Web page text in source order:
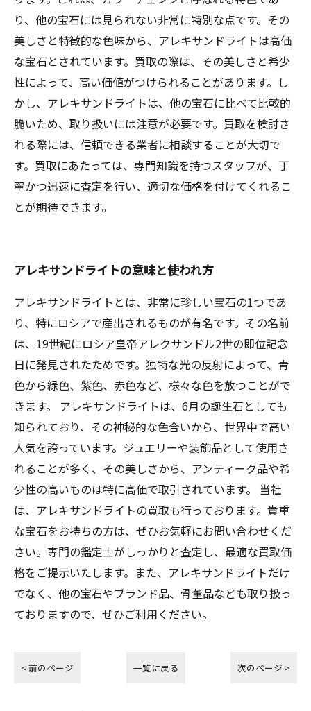
り、他の宝石には見られない非常に特別な点です。その
美しさと特徴的な色味から、アレキサンドライトは高価
な宝石とされています。買取の際は、その美しさと希少
性によって、高い価値がつけられることがあります。し
かし、アレキサンドライトは、他の宝石に比べて比較的
脆いため、取り扱いには注意が必要です。買取を検討さ
れる際には、信頼できる業者に相談することが大切で
す。買取にあたっては、専門知識を持つスタッフが、丁
寧かつ迅速に査定を行い、適切な価格を付けてくれるこ
とが期待できます。
アレキサンドライトの意味と使われ方
アレキサンドライトとは、非常に珍しい宝石の1つであ
り、特にロシアで産出されるものが有名です。その名前
は、19世紀にロシア皇帝アレクサンドル2世の即位記念
日に発見されたためです。独特な光の反射によって、青
色から緑色、紫色、赤色など、様々な色を放つことがで
きます。 アレキサンドライトは、6月の誕生石としても
知られており、その神秘的な色合いから、世界中で高い
人気を誇っています。ジュエリーや装飾品として使用さ
れることが多く、その美しさから、アンティーク品や希
少性の高いものは特に高価で取引されています。 当社
は、アレキサンドライトの買取も行っております。貴重
な宝石をお持ちの方は、ぜひお気軽にお問い合わせくだ
さい。専門の鑑定士がしっかりと査定し、最適な買取価
格をご提示いたします。また、アレキサンドライトだけ
でなく、他の宝石やブランド品、骨董品なども取り扱っ
ておりますので、ぜひご利用ください。
< 前のページ 一覧に戻る 次のページ >